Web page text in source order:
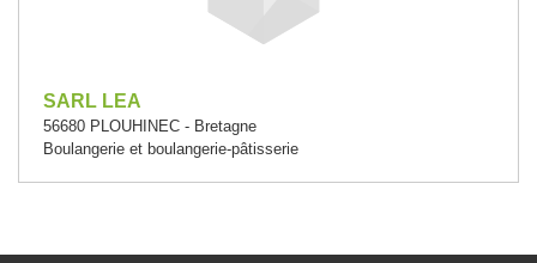
SARL LEA
56680 PLOUHINEC - Bretagne
Boulangerie et boulangerie-pâtisserie